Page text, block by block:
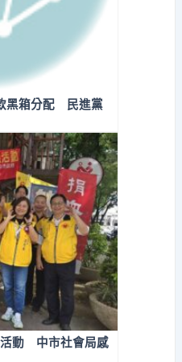
黑箱分配 民進黨
動 中市社會局感